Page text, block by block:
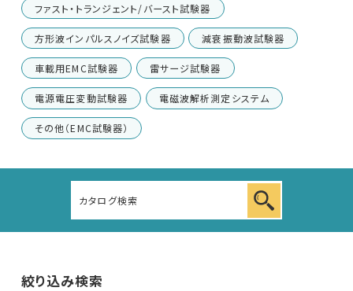
ファスト・トランジェント/バースト試験器
方形波インパルスノイズ試験器 減衰振動波試験器
車載用EMC試験器 雷サージ試験器
電源電圧変動試験器 電磁波解析測定システム
その他（EMC試験器）
絞り込み検索
減衰振動波試験器
車載用EMC試験器
その他